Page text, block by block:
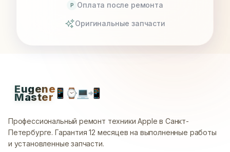
P Оплата после ремонта
Оригинальные запчасти
Eugene
Master📱 ⌚💻📲
Профессиональный ремонт техники Apple в Санкт-
Петербурге. Гарантия 12 месяцев на выполненные работы
и установленные запчасти.